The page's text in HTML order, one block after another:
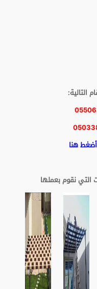
التالية:
أضغط هنا
نقوم بعملها